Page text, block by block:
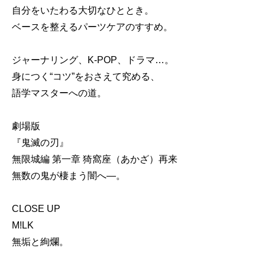
自分をいたわる大切なひととき。
ベースを整えるパーツケアのすすめ。
ジャーナリング、K-POP、ドラマ…。
身につく“コツ”をおさえて究める、
語学マスターへの道。
劇場版
『鬼滅の刃』
無限城編 第一章 猗窩座（あかざ）再来
無数の鬼が棲まう闇へ―。
CLOSE UP
M!LK
無垢と絢爛。